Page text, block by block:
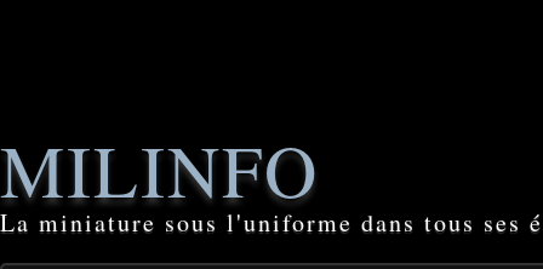
MILINFO
La miniature sous l'uniforme dans tous ses